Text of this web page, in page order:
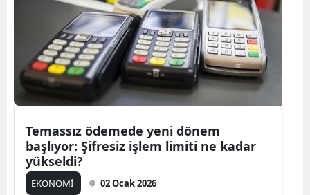
Diyarbakır
Edirne
Elazığ
Erzincan
Erzurum
Gaziantep
Temassız ödemede yeni dönem
başlıyor: Şifresiz işlem limiti ne kadar
yükseldi?
EKONOMİ 02 Ocak 2026